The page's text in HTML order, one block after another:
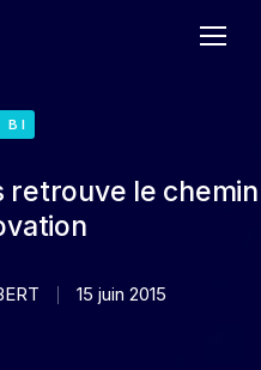
BI
retrouve le chemin
15 juin 2015